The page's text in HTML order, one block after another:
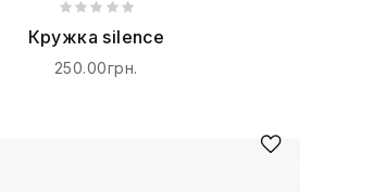
Кружка silence
250.00грн.